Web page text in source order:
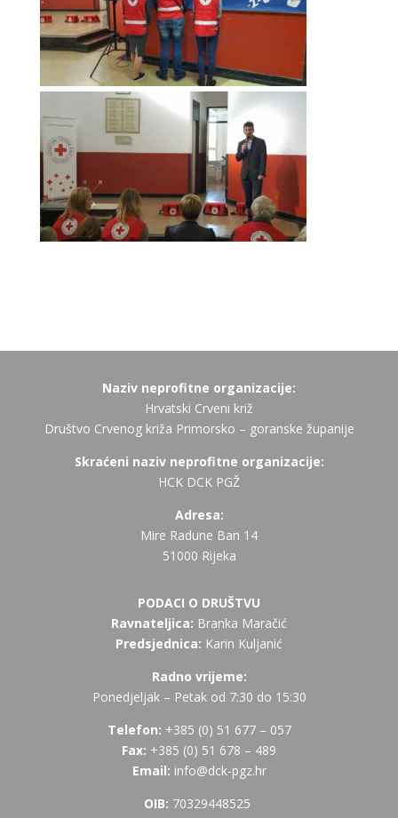
Naziv neprofitne organizacije:
Hrvatski Crveni križ
Društvo Crvenog križa Primorsko – goranske županije
Skraćeni naziv neprofitne organizacije:
HCK DCK PGŽ
Adresa:
Mire Radune Ban 14
51000 Rijeka
PODACI O DRUŠTVU
Ravnateljica: Branka Maračić
Predsjednica: Karin Kuljanić
Radno vrijeme:
Ponedjeljak – Petak od 7:30 do 15:30
Telefon: +385 (0) 51 677 – 057
Fax: +385 (0) 51 678 – 489
Email: info@dck-pgz.hr
OIB: 70329448525